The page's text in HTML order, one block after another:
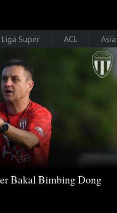
Liga Super ACL
Bakal Bimbing Dong